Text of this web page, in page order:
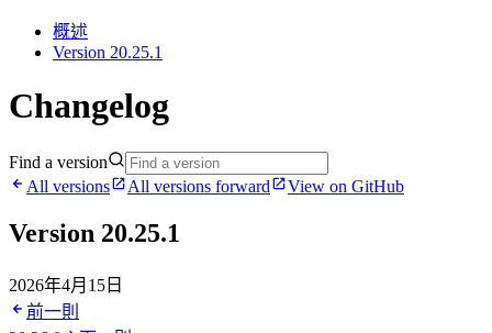
概述
Version 20.25.1
Changelog
Find a version
All versions
All versions forward View on GitHub
Version 20.25.1
2026年4月15日
前一則